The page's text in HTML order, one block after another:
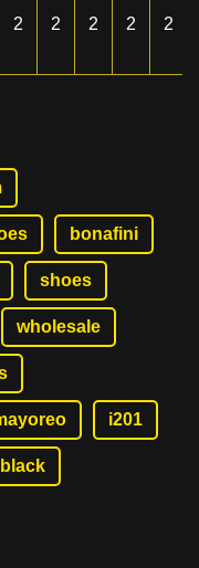
2 2 2 2 2
bonafini
shoes
wholesale
i201